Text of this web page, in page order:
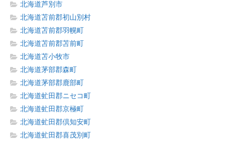
北海道芦別市
北海道苫前郡初山別村
北海道苫前郡羽幌町
北海道苫前郡苫前町
北海道苫小牧市
北海道茅部郡森町
北海道茅部郡鹿部町
北海道虻田郡ニセコ町
北海道虻田郡京極町
北海道虻田郡倶知安町
北海道虻田郡喜茂別町